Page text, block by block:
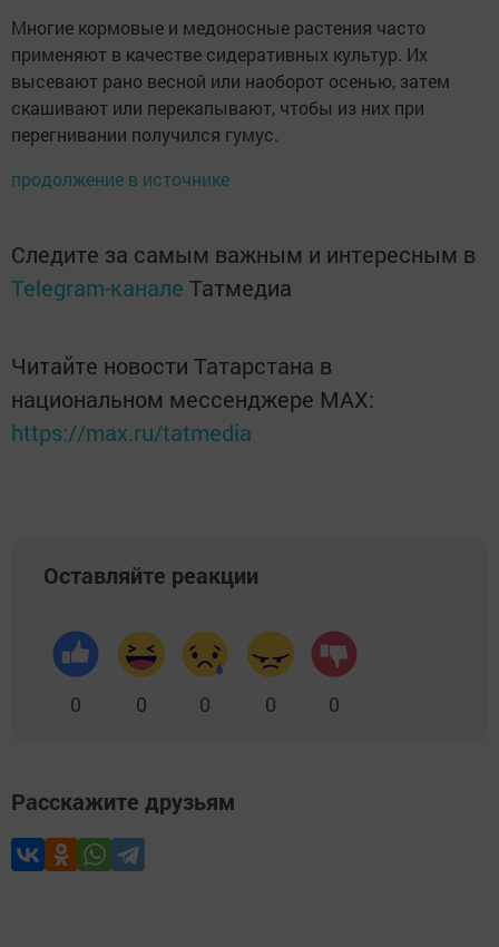
Многие кормовые и медоносные растения часто
применяют в качестве сидеративных культур. Их
высевают рано весной или наоборот осенью, затем
скашивают или перекапывают, чтобы из них при
перегнивании получился гумус.
продолжение в источнике
Следите за самым важным и интересным в
Telegram-канале Татмедиа
Читайте новости Татарстана в
национальном мессенджере MАХ:
https://max.ru/tatmedia
Оставляйте реакции
0 0 0 0 0
Расскажите друзьям